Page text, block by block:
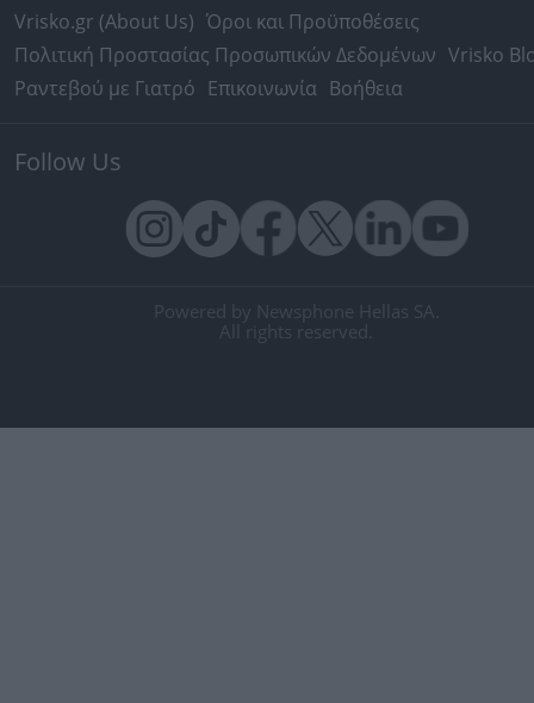
Vrisko.gr (About Us) Όροι και Προϋποθέσεις
Πολιτική Προστασίας Προσωπικών Δεδομένων Vrisko
Ραντεβού με Γιατρό Επικοινωνία Βοήθεια
Follow Us
Powered by Newsphone Hellas SA.
All rights reserved.